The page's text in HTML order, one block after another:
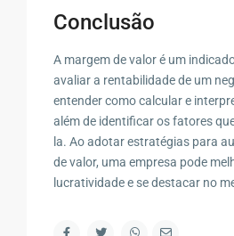
Conclusão
A margem de valor é um
avaliar a rentabilidade de um
entender como calcular e
além de identificar os fatores
la. Ao adotar estratégias para
de valor, uma empresa pode
lucratividade e se destacar no